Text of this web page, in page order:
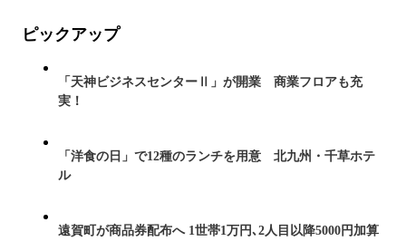
ピックアップ
「天神ビジネスセンターⅡ」が開業 商業フロアも充
実！
「洋食の日」で12種のランチを用意 北九州・千草ホテ
ル
遠賀町が商品券配布へ 1世帯1万円､2人目以降5000円加算